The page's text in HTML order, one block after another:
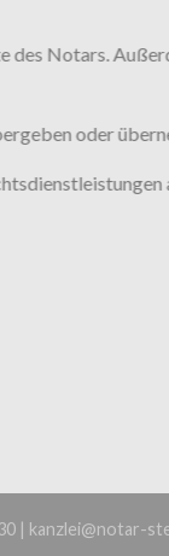
des Notars.
oder
| kanzlei@notar-